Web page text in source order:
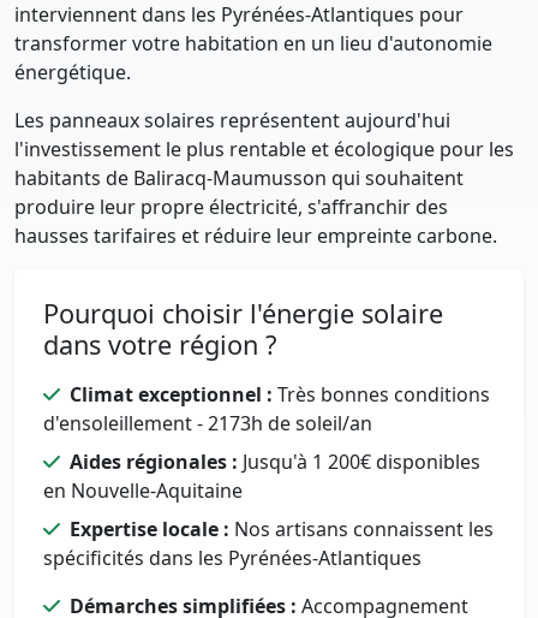
interviennent dans les Pyrénées-Atlantiques pour
transformer votre habitation en un lieu d'autonomie
énergétique.
Les panneaux solaires représentent aujourd'hui
l'investissement le plus rentable et écologique pour les
habitants de Baliracq-Maumusson qui souhaitent
produire leur propre électricité, s'affranchir des
hausses tarifaires et réduire leur empreinte carbone.
Pourquoi choisir l'énergie solaire
dans votre région ?
Climat exceptionnel : Très bonnes conditions
d'ensoleillement - 2173h de soleil/an
Aides régionales : Jusqu'à 1 200€ disponibles
en Nouvelle-Aquitaine
Expertise locale : Nos artisans connaissent les
spécificités dans les Pyrénées-Atlantiques
Démarches simplifiées : Accompagnement